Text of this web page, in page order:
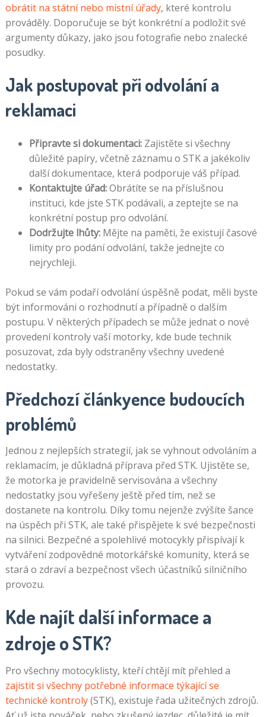
obrátit na státní nebo místní úřady, které kontrolu
prováděly. Doporučuje se být konkrétní a podložit své
argumenty důkazy, jako jsou fotografie nebo znalecké
posudky.
Jak postupovat při odvolání a
reklamaci
Připravte si dokumentaci:Zajistěte si všechny
důležité papíry, včetně záznamu o STK a jakékoliv
další dokumentace, která podporuje váš případ.
Kontaktujte úřad:Obrátíte se na příslušnou
instituci, kde jste STK podávali, a zeptejte se na
konkrétní postup pro odvolání.
Dodržujte lhůty:Mějte na paměti, že existují časové
limity pro podání odvolání, takže jednejte co
nejrychleji.
Pokud se vám podaří odvolání úspěšně podat, měli byste
být informováni o rozhodnutí a případně o dalším
postupu. V některých případech se může jednat o nové
provedení kontroly vaší motorky, kde bude technik
posuzovat, zda byly odstraněny všechny uvedené
nedostatky.
Předchozí článkyence budoucích
problémů
Jednou z nejlepších strategií, jak se vyhnout odvoláním a
reklamacím, je důkladná příprava před STK. Ujistěte se,
že motorka je pravidelně servisována a všechny
nedostatky jsou vyřešeny ještě před tím, než se
dostanete na kontrolu. Díky tomu nejenže zvýšíte šance
na úspěch při STK, ale také přispějete k své bezpečnosti
na silnici. Bezpečné a spolehlivé motocykly přispívají k
vytváření zodpovědné motorkářské komunity, která se
stará o zdraví a bezpečnost všech účastníků silničního
provozu.
Kde najít další informace a
zdroje o STK?
Pro všechny motocyklisty, kteří chtějí mít přehled a
zajistit si všechny potřebné informace týkající se
technické kontroly(STK), existuje řada užitečných zdrojů.